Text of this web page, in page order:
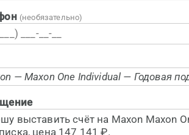
(необязательно)